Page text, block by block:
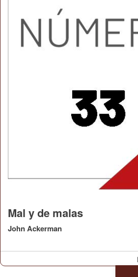
Mal y de malas
John Ackerman